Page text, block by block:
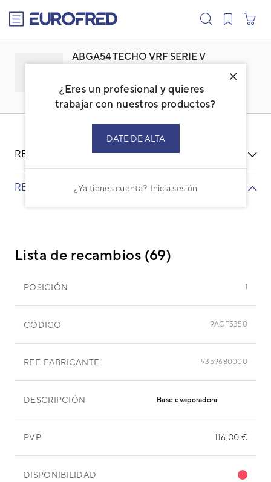
¿Eres un profesional y quieres
trabajar con nuestros productos?
DATE DE ALTA
¿Ya tienes cuenta? Inicia sesión
ABGA54 TECHO VRF SERIE V
Código: 3NGG7270
Ref. fabricante: ABGA54LATF
RECURSOS
RECAMBIOS
Lista de recambios (69)
POSICIÓN 1
CÓDIGO 9AGF5350
REF. FABRICANTE 9359680000
DESCRIPCIÓN Base evaporadora
PVP 116,00 €
DISPONIBILIDAD